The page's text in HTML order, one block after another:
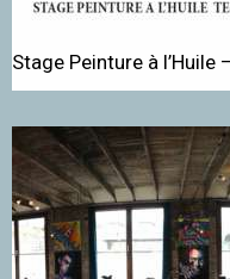
Stage Peinture à l’Huile